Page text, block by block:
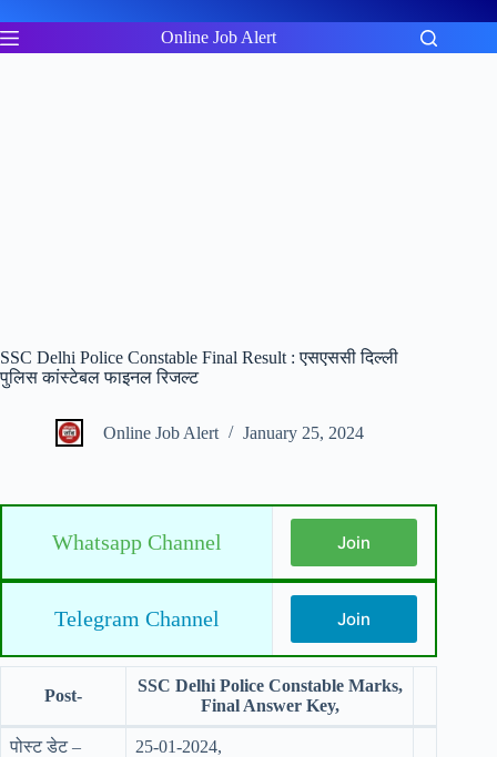
to
content
Online Job Alert
SSC Delhi Police Constable Final Result : एसएससी दिल्ली
पुलिस कांस्टेबल फाइनल रिजल्ट
Online Job Alert January 25, 2024
Whatsapp Channel Join
Telegram Channel Join
Post-
SSC Delhi Police Constable Marks,
Final Answer Key,
पोस्ट डेट – 25-01-2024,